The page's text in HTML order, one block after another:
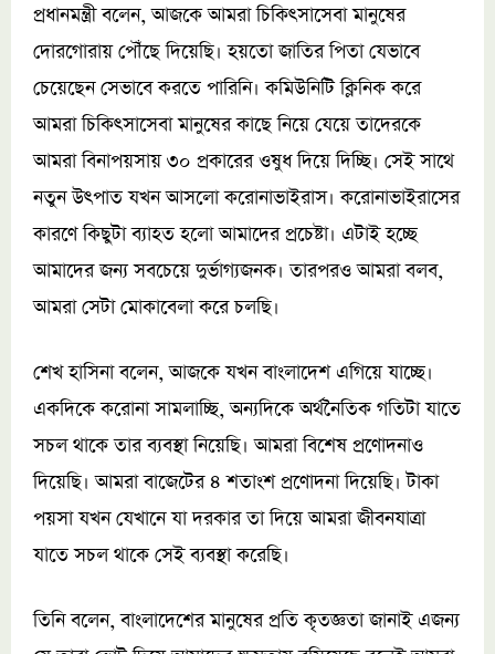
প্রধানমন্ত্রী বলেন, আজকে আমরা চিকিৎসাসেবা মানুষের
দোরগোরায় পৌঁছে দিয়েছি। হয়তো জাতির পিতা যেভাবে
চেয়েছেন সেভাবে করতে পারিনি। কমিউনিটি ক্লিনিক করে
আমরা চিকিৎসাসেবা মানুষের কাছে নিয়ে যেয়ে তাদেরকে
আমরা বিনাপয়সায় ৩০ প্রকারের ওষুধ দিয়ে দিচ্ছি। সেই সাথে
নতুন উৎপাত যখন আসলো করোনাভাইরাস। করোনাভাইরাসের
কারণে কিছুটা ব্যাহত হলো আমাদের প্রচেষ্টা। এটাই হচ্ছে
আমাদের জন্য সবচেয়ে দুর্ভাগ্যজনক। তারপরও আমরা বলব,
আমরা সেটা মোকাবেলা করে চলছি।
শেখ হাসিনা বলেন, আজকে যখন বাংলাদেশ এগিয়ে যাচ্ছে।
একদিকে করোনা সামলাচ্ছি, অন্যদিকে অর্থনৈতিক গতিটা যাতে
সচল থাকে তার ব্যবস্থা নিয়েছি। আমরা বিশেষ প্রণোদনাও
দিয়েছি। আমরা বাজেটের ৪ শতাংশ প্রণোদনা দিয়েছি। টাকা
পয়সা যখন যেখানে যা দরকার তা দিয়ে আমরা জীবনযাত্রা
যাতে সচল থাকে সেই ব্যবস্থা করেছি।
তিনি বলেন, বাংলাদেশের মানুষের প্রতি কৃতজ্ঞতা জানাই এজন্য